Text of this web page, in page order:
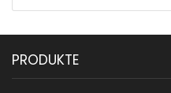
PRODUKTE